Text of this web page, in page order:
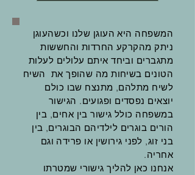
המשפחה היא העוגן שלנו וכשהעוגן
ניתק מהקרקע החרדות והחששות
מתגברים וביחד איתם עלולים לעלות
הטונים בשיחות מה שהופך את השיח
לשיח מתלהם, מתנצח שבו כולם
יוצאים נפסדים ופגועים. הגישור
במשפחה כולל גישור בין אחים, בין
הורים בוגרים לילדיהם הבוגרים, בין
בני זוג, לפני גירושין או פרידה וגם
אחריה.
אנחנו כאן להליך גישורי שמטרתו